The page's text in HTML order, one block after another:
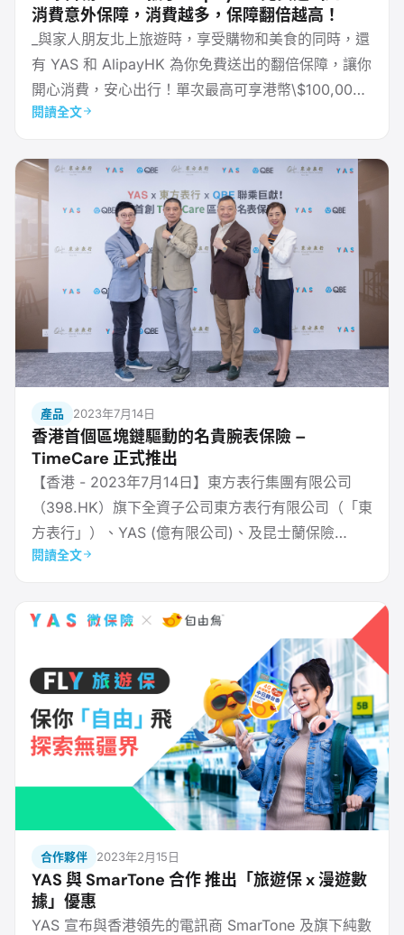
消費意外保障，消費越多，保障翻倍越高！
_與家人朋友北上旅遊時，享受購物和美食的同時，還
有 YAS 和 AlipayHK 為你免費送出的翻倍保障，讓你
開心消費，安心出行！單次最高可享港幣\$100,000
的保險保障！_ **香港 – 2024 年 10 月 17 日** – 當
美食和歡樂時光的同時，YAS 攜手 AlipayHK 推出全
球首創的**動態保險**，免費送出意外保障，讓每一
閱讀全文
產品 2023年7月14日
香港首個區塊鏈驅動的名貴腕表保險 –
TimeCare 正式推出
【香港 - 2023年7月14日】東方表行集團有限公司
（398.HK）旗下全資子公司東方表行有限公司（「東
方表行」）、YAS (億有限公司)、及昆士蘭保險
（QBE）聯合宣佈，香港首創區塊鏈驅動的名貴腕表
險框架，將保險涵蓋無縫整合至腕表購買過程當中，
申請與付款手續亦變得化繁為簡。此外，憑藉先進
閱讀全文
合作夥伴 2023年2月15日
YAS 與 SmarTone 合作 推出「旅遊保 x 漫遊數
據」優惠
YAS 宣布與香港領先的電訊商 SmarTone 及旗下純數